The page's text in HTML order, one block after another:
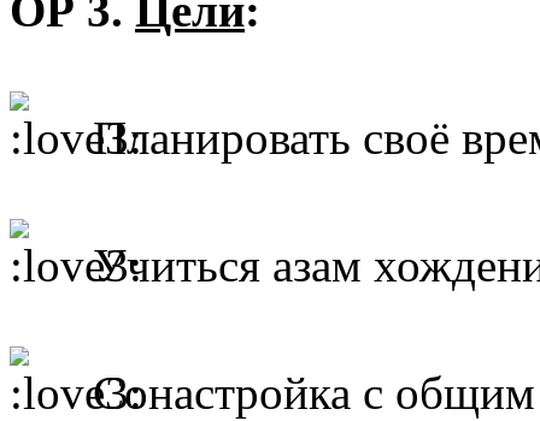
ОР 3. Цели:
Планировать своё
Учиться азам
Сонастройка с общим